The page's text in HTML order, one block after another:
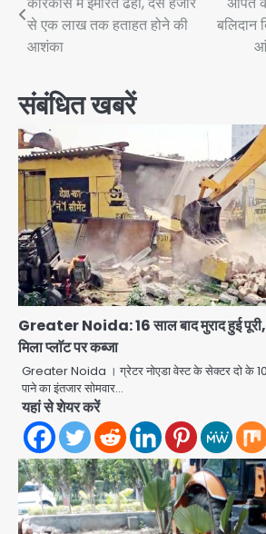
navigation
से एक लाख तक हताहत होने की
आशंका
बलिदान
संबंधित खबरें
Greater Noida: 16 साल बाद मुराद हुई
मिला प्लाॅट पर कब्जा
Greater Noida । ग्रेटर नोएडा वेस्ट के सेक्टर दो के
पाने का इंतजार सोमवार…
यहां से शेयर करें